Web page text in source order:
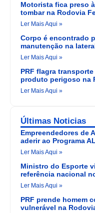
Motorista fica preso
tombar na Rodovia
Ler Mais Aqui »
Corpo é encontrado
manutenção na
Ler Mais Aqui »
PRF flagra
produto perigoso na
Ler Mais Aqui »
Últimas Noticias
Empreendedores de
aderir ao Programa
Ler Mais Aqui »
Ministro do Esporte
referência nacional
Ler Mais Aqui »
PRF prende homem
vulnerável na